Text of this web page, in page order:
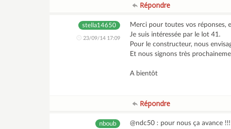
Répondre
stella14650
23/09/14 17:09
Merci pour toutes vos réponses,
Je suis intéressée par le lot 41.
Pour le constructeur, nous
Et nous signons très
A bientôt
Répondre
nboub
@ndc50 : pour nous ça avance